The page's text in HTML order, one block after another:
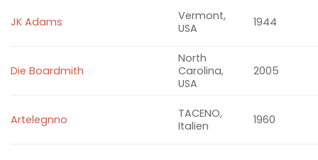
JK Adams
Vermont,
USA
1944
Die Boardmith
North
Carolina,
USA
2005
Artelegnno
TACENO,
Italien
1960